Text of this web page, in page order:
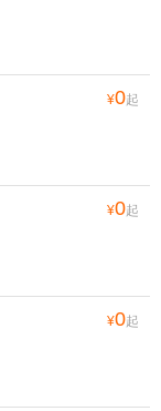
¥0起
¥0起
¥0起